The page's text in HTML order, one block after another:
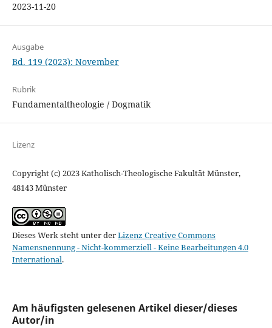
2023-11-20
Ausgabe
Bd. 119 (2023): November
Rubrik
Fundamentaltheologie / Dogmatik
Lizenz
Copyright (c) 2023 Katholisch-Theologische Fakultät Münster,
48143 Münster
Dieses Werk steht unter derLizenz Creative Commons
Namensnennung - Nicht-kommerziell - Keine Bearbeitungen 4.0
International.
Am häufigsten gelesenen Artikel dieser/dieses
Autor/in